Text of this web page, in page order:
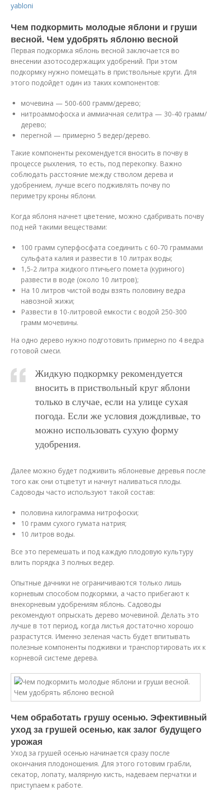
yabloni
Чем подкормить молодые яблони и груши
весной. Чем удобрять яблоню весной
Первая подкормка яблонь весной заключается во
внесении азотосодержащих удобрений. При этом
подкормку нужно помещать в приствольные круги. Для
этого подойдет один из таких компонентов:
мочевина — 500-600 грамм/дерево;
нитроаммофоска и аммиачная селитра — 30-40 грамм/
дерево;
перегной — примерно 5 ведер/дерево.
Такие компоненты рекомендуется вносить в почву в
процессе рыхления, то есть, под перекопку. Важно
соблюдать расстояние между стволом дерева и
удобрением, лучше всего подживлять почву по
периметру кроны яблони.
Когда яблоня начнет цветение, можно сдабривать почву
под ней такими веществами:
100 грамм суперфосфата соединить с 60-70 граммами
сульфата калия и развести в 10 литрах воды;
1,5-2 литра жидкого птичьего помета (куриного)
развести в воде (около 10 литров);
На 10 литров чистой воды взять половину ведра
навозной жижи;
Развести в 10-литровой емкости с водой 250-300
грамм мочевины.
На одно дерево нужно подготовить примерно по 4 ведра
готовой смеси.
Жидкую подкормку рекомендуется
вносить в приствольный круг яблони
только в случае, если на улице сухая
погода. Если же условия дождливые, то
можно использовать сухую форму
удобрения.
Далее можно будет подживить яблоневые деревья после
того как они отцветут и начнут наливаться плоды.
Садоводы часто используют такой состав:
половина килограмма нитрофоски;
10 грамм сухого гумата натрия;
10 литров воды.
Все это перемешать и под каждую плодовую культуру
влить порядка 3 полных ведер.
Опытные дачники не ограничиваются только лишь
корневым способом подкормки, а часто прибегают к
внекорневым удобрениям яблонь. Садоводы
рекомендуют опрыскать дерево мочевиной. Делать это
лучше в тот период, когда листья достаточно хорошо
разрастутся. Именно зеленая часть будет впитывать
полезные компоненты подживки и транспортировать их к
корневой системе дерева.
Чем обработать грушу осенью. Эфективный
уход за грушей осенью, как залог будущего
урожая
Уход за грушей осенью начинается сразу после
окончания плодоношения. Для этого готовим грабли,
секатор, лопату, малярную кисть, надеваем перчатки и
приступаем к работе.